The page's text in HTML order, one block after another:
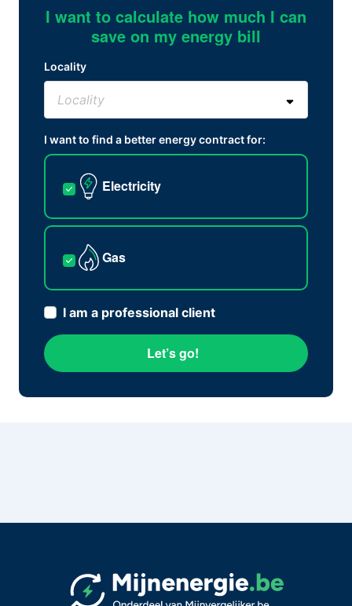
I want to calculate how much I can
save on my energy bill
Locality
I want to find a better energy contract for:
Electricity
Gas
I am a professional client
Let’s go!